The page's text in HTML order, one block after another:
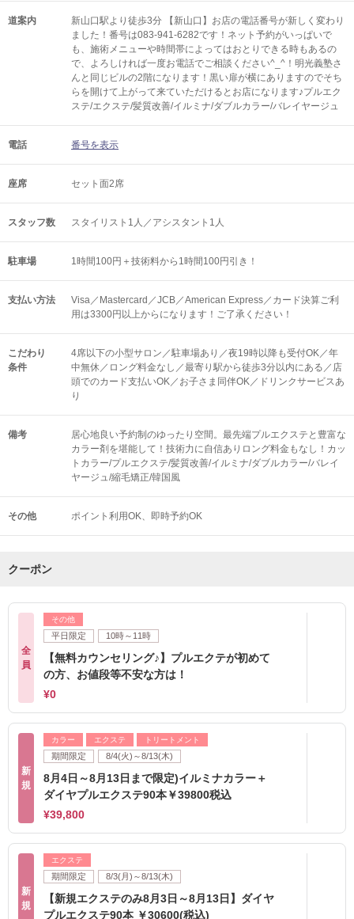
道案内
新山口駅より徒歩3分 【新山口】お店の電話番号が新しく変わり
ました！番号は083-941-6282です！ネット予約がいっぱいで
も、施術メニューや時間帯によってはおとりできる時もあるの
で、よろしければ一度お電話でご相談ください^_^！明光義塾さ
んと同じビルの2階になります！黒い扉が横にありますのでそち
らを開けて上がって来ていただけるとお店になります♪プルエク
ステ/エクステ/髪質改善/イルミナ/ダブルカラー/バレイヤージュ
電話 番号を表示
座席 セット面2席
スタッフ数 スタイリスト1人／アシスタント1人
駐車場 1時間100円＋技術料から1時間100円引き！
支払い方法
Visa／Mastercard／JCB／American Express／カード決算ご利
用は3300円以上からになります！ご了承ください！
こだわり
条件
4席以下の小型サロン／駐車場あり／夜19時以降も受付OK／年
中無休／ロング料金なし／最寄り駅から徒歩3分以内にある／店
頭でのカード支払いOK／お子さま同伴OK／ドリンクサービスあ
り
備考
居心地良い予約制のゆったり空間。最先端プルエクステと豊富な
カラー剤を堪能して！技術力に自信ありロング料金もなし！カッ
トカラー/プルエクステ/髪質改善/イルミナ/ダブルカラー/バレイ
ヤージュ/縮毛矯正/韓国風
その他 ポイント利用OK 即時予約OK
クーポン
全
員
その他
平日限定 10時～11時
【無料カウンセリング♪】プルエクテが初めて
の方、お値段等不安な方は！
¥0
新
規
カラー エクステ トリートメント
期間限定 8/4(火)～8/13(木)
8月4日～8月13日まで限定)イルミナカラー＋
ダイヤプルエクステ90本￥39800税込
¥39,800
新
規
エクステ
期間限定 8/3(月)～8/13(木)
【新規エクステのみ8月3日～8月13日】ダイヤ
プルエクステ90本 ￥30600(税込)